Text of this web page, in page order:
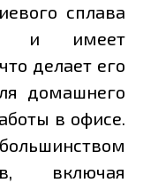
сплава
и имеет
делает его
домашнего
в офисе.
включая